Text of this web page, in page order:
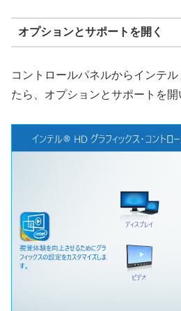
オプションとサポートを開く
コントロールパネルからインテ
たら、オプションとサポートを開